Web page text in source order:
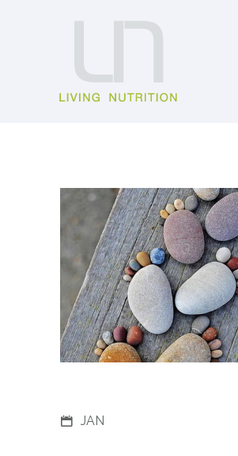
JAN